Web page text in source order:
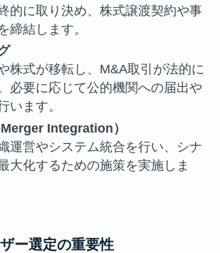
的に取り決め、株式譲渡契約や事
締結します。
株式が移転し、M&A取引が法的に
必要に応じて公的機関への届出や
います。
Integration）
運営やシステム統合を行い、シナ
大化するための施策を実施しま
ー選定の重要性